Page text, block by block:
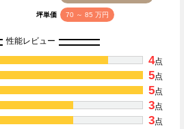
坪単価 70 ～ 85 万円
性能レビュー
4点
5点
5点
3点
3点